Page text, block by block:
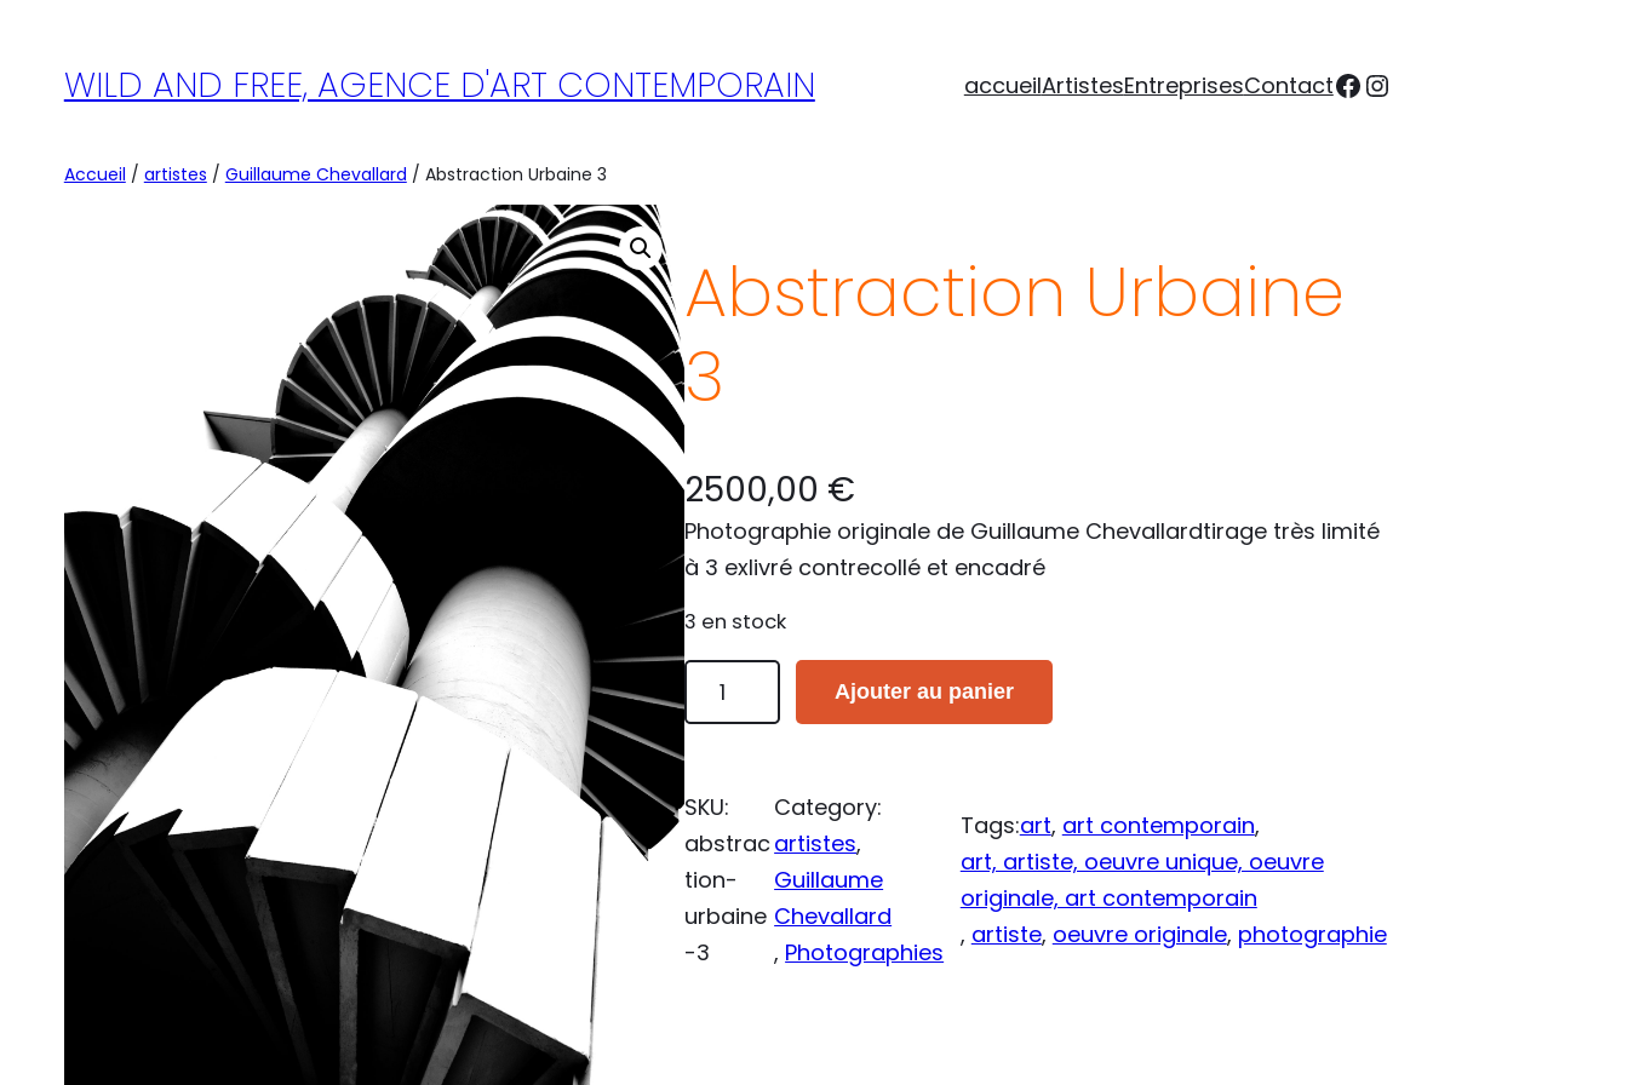
contenuWILD AND FREE, AGENCE D'ART CONTEMPORAIN accueilArtistesEntreprisesContactFacebook
Instagram
Accueil / artistes / Guillaume Chevallard / Abstraction Urbaine 3
Abstraction Urbaine
3
2500,00 €
Photographie originale de Guillaume Chevallardtirage très limité
à 3 exlivré contrecollé et encadré
3 en stock
u
a
t
i
t
é
Ajouter au panier
SKU:
abstrac
tion-
urbaine
-3
Category:
artistes,
Guillaume
Chevallard
, Photographies
Tags:art, art contemporain,
art, artiste, oeuvre unique, oeuvre
originale, art contemporain
, artiste, oeuvre originale, photographie